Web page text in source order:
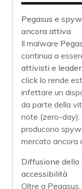
Pegasus e
ancora attiva
Il malware
continua a
attivisti e
click lo rende
infettare un
da parte della
note (zero-
producono
mercato ancora
Diffusione
accessibilità
Oltre a